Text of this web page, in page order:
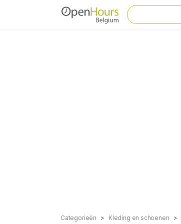
Categorieën Kleding en schoenen